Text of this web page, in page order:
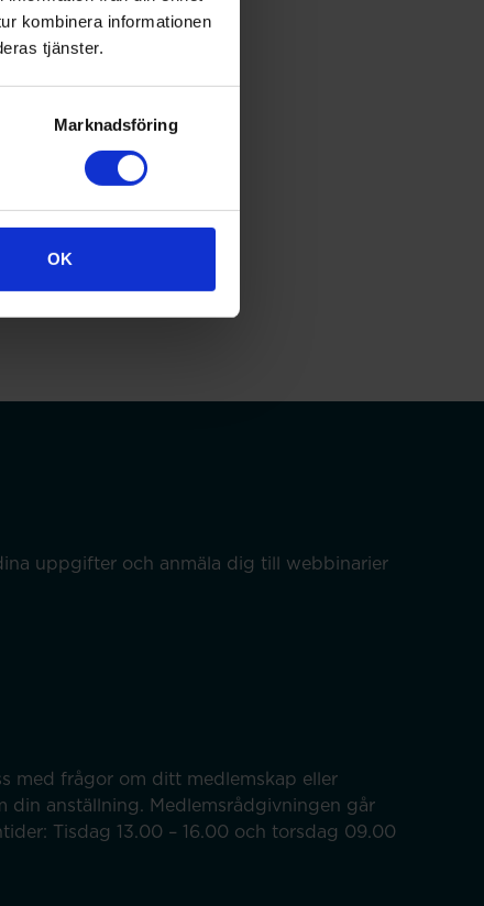
kombinera informationen
tjänster.
Marknadsföring
OK
av ökad stress
i arbetsmiljön,
trivs och vill
uppgifter och anmäla dig till webbinarier
med frågor om ditt medlemskap eller
din anställning. Medlemsrådgivningen går
Tisdag 13.00 – 16.00 och torsdag 09.00